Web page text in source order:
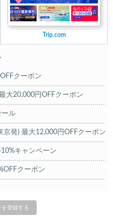
Trip.com
クーポン
大20,000円OFFクーポン
ール
京発) 最大12,000円OFFクーポン
キャンペーン
クーポン
最大20,000円OFFクーポン
を登録する